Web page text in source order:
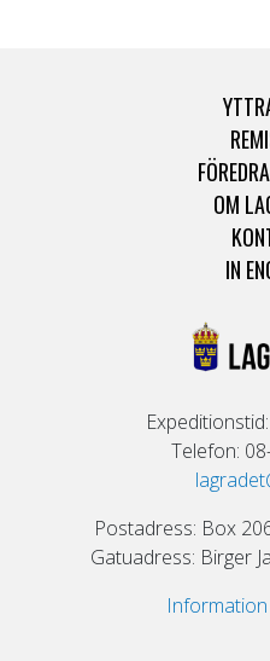
OM
IN
Telefon:
Postadress: Box
Gatuadress: Birger